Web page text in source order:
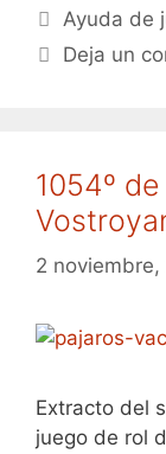
Etiquetas
Ayuda de
Deja un
1054º
2 noviembre,
Extracto del
juego de rol